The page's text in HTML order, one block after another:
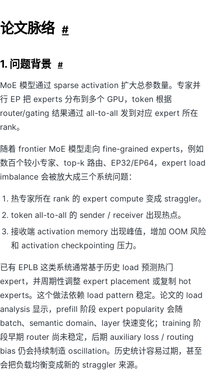
论文脉络 #
1. 问题背景 #
MoE 模型通过 sparse activation 扩大总参数量。专家并
行 EP 把 experts 分布到多个 GPU，token 根据
router/gating 结果通过 all-to-all 发到对应 expert 所在
rank。
随着 frontier MoE 模型走向 fine-grained experts，例如
数百个较小专家、top-k 路由、EP32/EP64，expert load
imbalance 会被放大成三个系统问题：
热专家所在 rank 的 expert compute 变成 straggler。
token all-to-all 的 sender / receiver 出现热点。
接收端 activation memory 出现峰值，增加 OOM 风险
和 activation checkpointing 压力。
已有 EPLB 这类系统通常基于历史 load 预测热门
expert，并周期性调整 expert placement 或复制 hot
experts。这个做法依赖 load pattern 稳定。论文的 load
analysis 显示，prefill 阶段 expert popularity 会随
batch、semantic domain、layer 快速变化；training 阶
段早期 router 尚未稳定，后期 auxiliary loss / routing
bias 仍会持续制造 oscillation。历史统计容易过期，甚至
会把负载均衡变成新的 straggler 来源。